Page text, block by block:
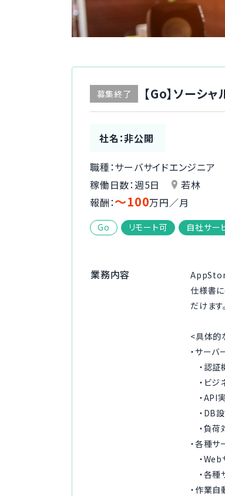
募集終了 【Go】ソーシ
社名：非公開
職種：サーバサイドエンジニア
稼働日数：週5日
若林
報酬：〜100万円／月
Go リモート可 自社サー
業務内容
仕様書
だけます。
<具体的
・サーバ
・認証
・ビジ
・API
・DB
・負荷
・各種サ
・Web
・各種
・作業自